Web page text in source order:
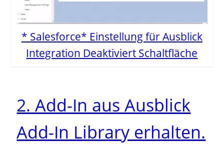
* Salesforce* Einstellung für Ausblick
Integration Deaktiviert Schaltfläche
2. Add-In aus Ausblick
Add-In Library erhalten.